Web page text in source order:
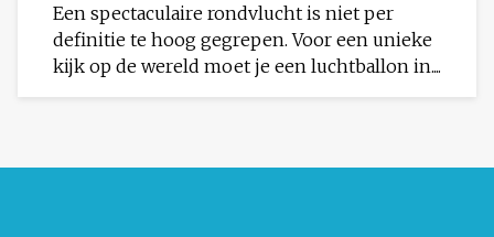
Een spectaculaire rondvlucht is niet per
definitie te hoog gegrepen. Voor een unieke
kijk op de wereld moet je een luchtballon in....